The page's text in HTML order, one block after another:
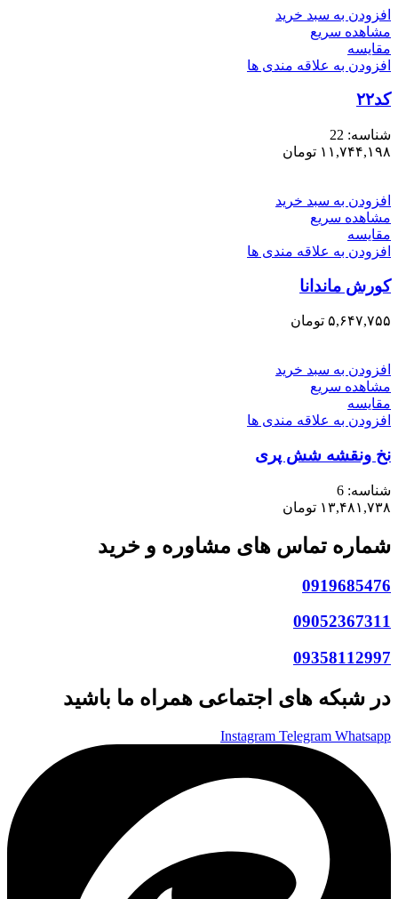
افزودن به سبد خرید
مشاهده سریع
مقایسه
افزودن به علاقه مندی ها
کد۲۲
شناسه: 22
۱۱,۷۴۴,۱۹۸ تومان
افزودن به سبد خرید
مشاهده سریع
مقایسه
افزودن به علاقه مندی ها
کورش ماندانا
۵,۶۴۷,۷۵۵ تومان
افزودن به سبد خرید
مشاهده سریع
مقایسه
افزودن به علاقه مندی ها
نخ ونقشه شش پری
شناسه: 6
۱۳,۴۸۱,۷۳۸ تومان
شماره تماس های مشاوره و خرید
0919685476
09052367311
09358112997
در شبکه های اجتماعی همراه ما باشید
Instagram Telegram Whatsapp